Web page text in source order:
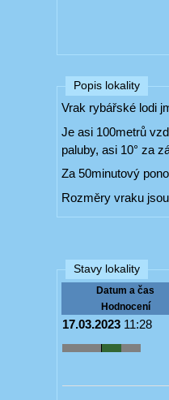
Popis lokality
Vrak rybářské lodi
Je asi 100metrů
paluby, asi 10° za
Za 50minutový
Rozměry vraku
Stavy lokality
Datum a čas
Hodnocení
17.03.202311:28